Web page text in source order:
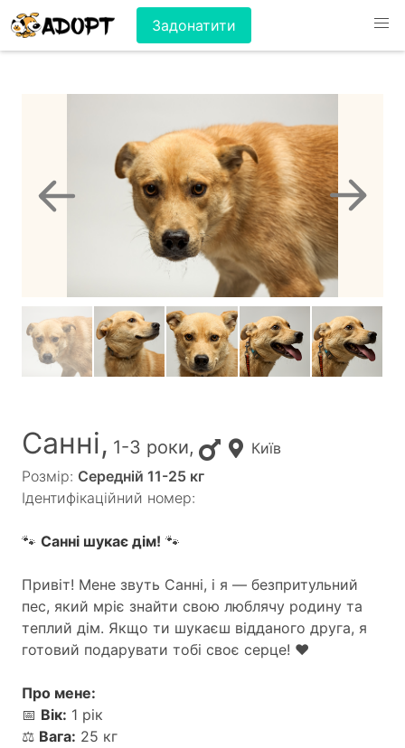
Задонатити
Санні, 1-3 роки,
Київ
Розмір: Середній 11-25 кг
Ідентифікаційний номер:
🐾 Санні шукає дім! 🐾
Привіт! Мене звуть Санні, і я — безпритульний
пес, який мріє знайти свою люблячу родину та
теплий дім. Якщо ти шукаєш відданого друга, я
готовий подарувати тобі своє серце! ❤️
Про мене:
📅 Вік: 1 рік
⚖️ Вага: 25 кг